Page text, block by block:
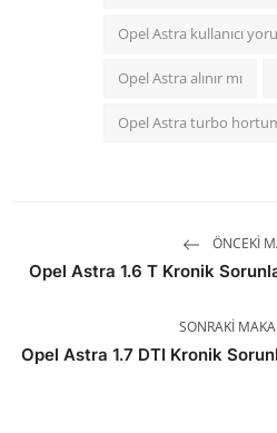
Opel Astra kullanıcı
Opel Astra alınır mı
Opel Astra turbo
ÖNCEKI
Opel Astra 1.6 T Kronik
SONRAKI
Opel Astra 1.7 DTI Kronik